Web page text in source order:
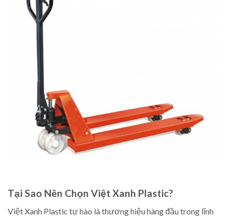
Tại Sao Nên Chọn Việt Xanh Plastic?
Việt Xanh Plastic tự hào là thương hiệu hàng đầu trong lĩnh